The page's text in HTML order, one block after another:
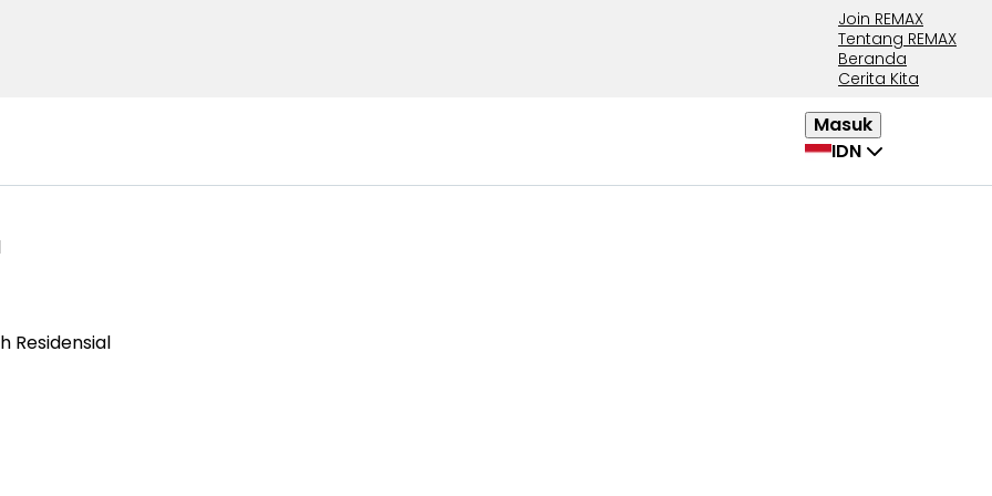
Join REMAX
Tentang REMAX
Beranda
Cerita Kita
Masuk
IDN
Residensial